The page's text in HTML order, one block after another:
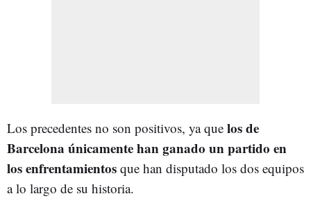
Los precedentes no son positivos, ya que los de
Barcelona únicamente han ganado un partido en
los enfrentamientos que han disputado los dos equipos
a lo largo de su historia.